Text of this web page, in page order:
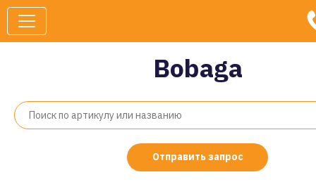
Bobaga
Отправить запрос